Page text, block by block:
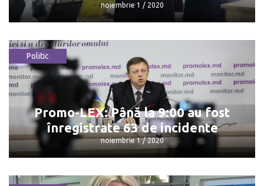
noiembrie 1 / 2020
Dodon speră că ploaia îi va aduce
noroc la alegeri
noiembrie 1 / 2020
Politic
Promo-LEX: Până la 9:00 au fost
înregistrate 63 de incidente
noiembrie 1 / 2020